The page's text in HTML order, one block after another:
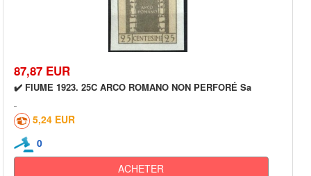
87,87 EUR
✔️ FIUME 1923. 25C ARCO ROMANO NON PERFORÉ Sa
5,24 EUR
0
ACHETER